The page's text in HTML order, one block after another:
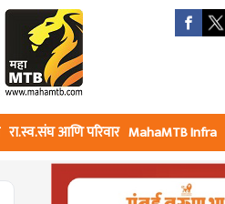
रा.स्व.संघ आणि परिवार MahaMTB Infra